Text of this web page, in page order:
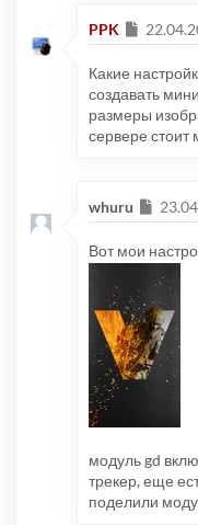
PPK
Какие
создавать
размеры
сервере стоит
whuru
Вот мои
модуль gd
трекер, еще
поделили